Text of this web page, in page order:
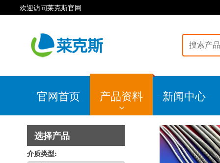
欢迎访问莱克斯官网
官网首页 产品资料 新闻中心
选择产品
介质类型: